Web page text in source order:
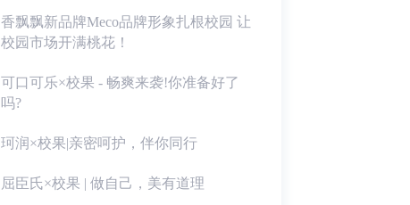
香飘飘新品牌Meco品牌形象扎根校园 让
校园市场开满桃花！
可口可乐×校果 - 畅爽来袭!你准备好了
吗?
珂润×校果|亲密呵护，伴你同行
屈臣氏×校果 | 做自己，美有道理